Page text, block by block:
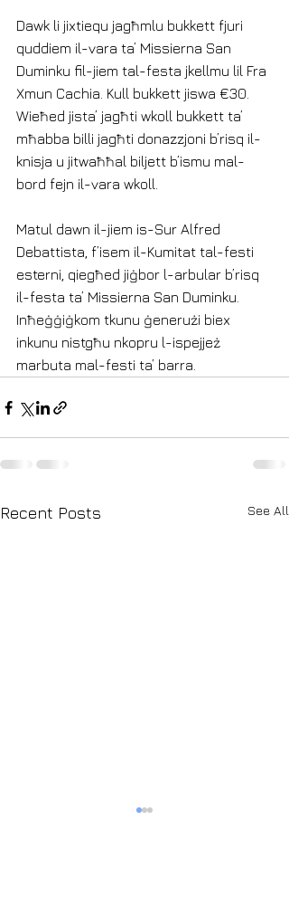
Dawk li jixtiequ jagħmlu bukkett fjuri
quddiem il-vara ta’ Missierna San
Duminku fil-jiem tal-festa jkellmu lil Fra
Xmun Cachia. Kull bukkett jiswa €30.
Wieħed jista’ jagħti wkoll bukkett ta’
mħabba billi jagħti donazzjoni b’risq il-
knisja u jitwaħħal biljett b’ismu mal-
bord fejn il-vara wkoll.
Matul dawn il-jiem is-Sur Alfred
Debattista, f’isem il-Kumitat tal-festi
esterni, qiegħed jiġbor l-arbular b’risq
il-festa ta’ Missierna San Duminku.
Inħeġġiġkom tkunu ġenerużi biex
inkunu nistgħu nkopru l-ispejjeż
marbuta mal-festi ta’ barra.
Recent Posts See All